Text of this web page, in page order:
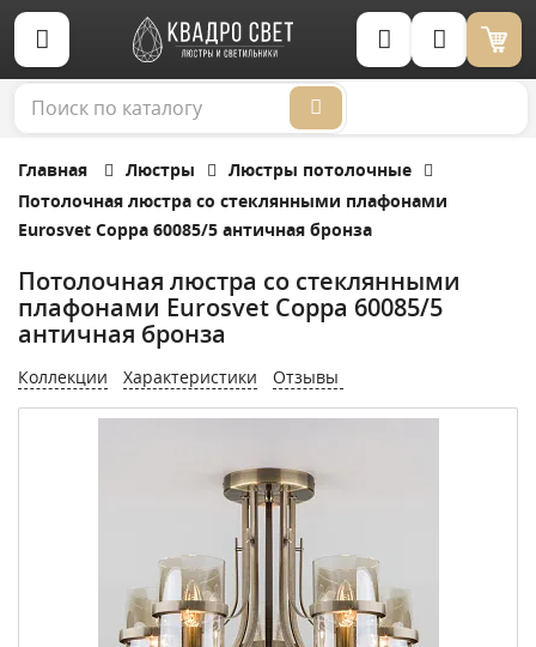
Корзина (0)
Главная Люстры
Люстры потолочные
Потолочная люстра со стеклянными плафонами
Eurosvet Coppa 60085/5 античная бронза
Потолочная люстра со стеклянными
плафонами Eurosvet Coppa 60085/5
античная бронза
Коллекции Характеристики Отзывы